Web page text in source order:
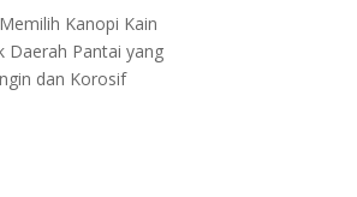
Kanopi Kain
Daerah Pantai yang
dan Korosif